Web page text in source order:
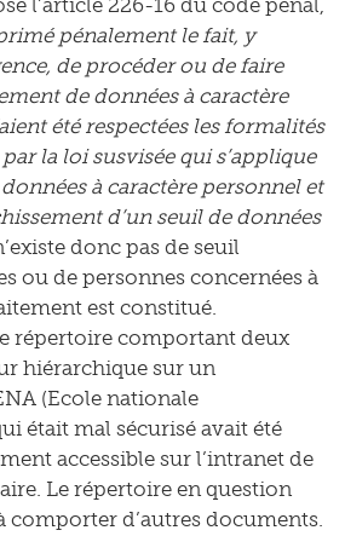
l’article 226-16 du code pénal,
pénalement le fait, y
de procéder ou de faire
de données à caractère
été respectées les formalités
la loi susvisée qui s’applique
à caractère personnel et
d’un seuil de données
donc pas de seuil
ou de personnes concernées à
est constitué.
répertoire comportant deux
hiérarchique sur un
(Ecole nationale
était mal sécurisé avait été
accessible sur l’intranet de
Le répertoire en question
comporter d’autres documents.